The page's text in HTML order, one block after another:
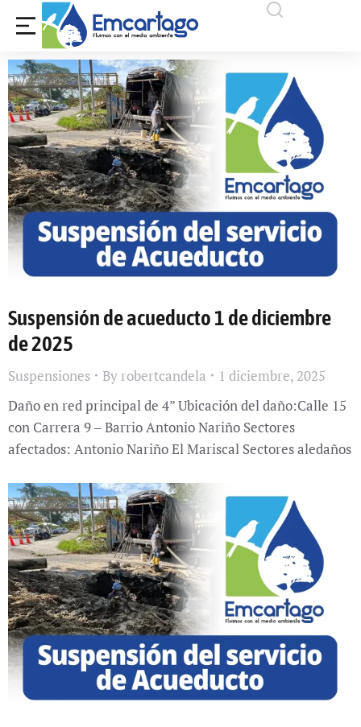
Suspensión de acueducto 1 de diciembre
de 2025
Suspensiones By robertcandela
1 diciembre, 2025
Daño en red principal de 4” Ubicación del daño:Calle 15
con Carrera 9 – Barrio Antonio Nariño Sectores
afectados: Antonio Nariño El Mariscal Sectores aledaños